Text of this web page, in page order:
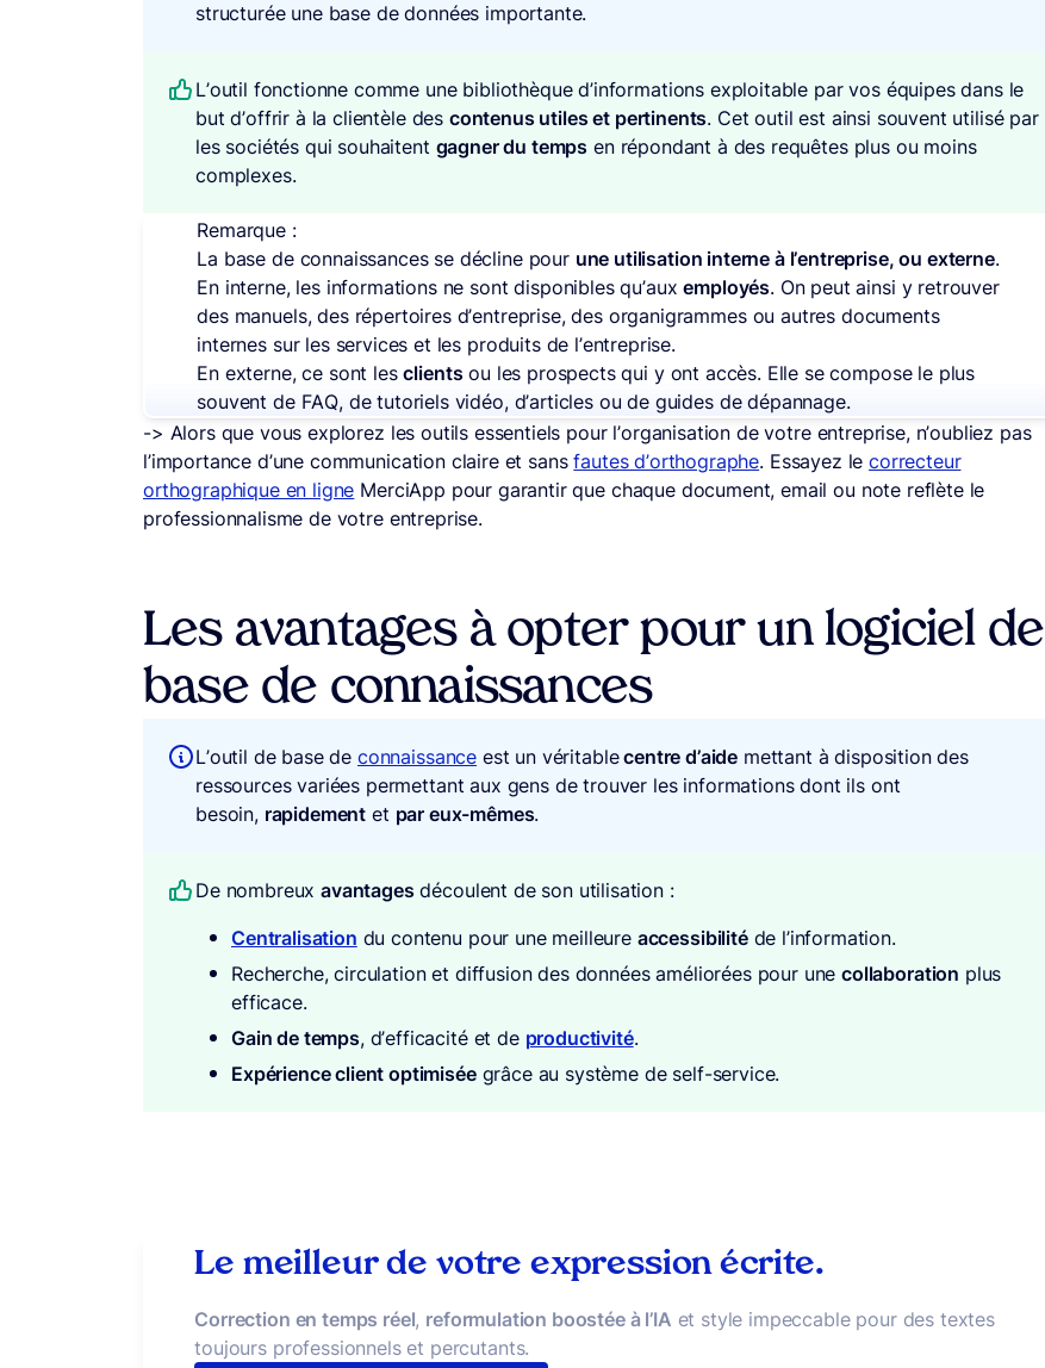
structurée une base de données importante.
L’outil fonctionne comme une bibliothèque d’informations exploitable par vos équipes dans le
but d’offrir à la clientèle des contenus utiles et pertinents. Cet outil est ainsi souvent utilisé par
les sociétés qui souhaitent gagner du temps en répondant à des requêtes plus ou moins
complexes.
Remarque :
La base de connaissances se décline pour une utilisation interne à l’entreprise, ou externe.
En interne, les informations ne sont disponibles qu’auxemployés. On peut ainsi y retrouver
des manuels, des répertoires d’entreprise, des organigrammes ou autres documents
internes sur les services et les produits de l’entreprise.
En externe, ce sont lesclientsou les prospects qui y ont accès. Elle se compose le plus
souvent de FAQ, de tutoriels vidéo, d’articles ou de guides de dépannage.
-> Alors que vous explorez les outils essentiels pour l’organisation de votre entreprise, n’oubliez pas
l’importance d’une communication claire et sansfautes d’orthographe. Essayez lecorrecteur
orthographique en ligne MerciApp pour garantir que chaque document, email ou note reflète le
professionnalisme de votre entreprise.
Les avantages à opter pour un logiciel de
base de connaissances
L’outil de base de connaissance est un véritablecentre d’aide mettant à disposition des
ressources variées permettant aux gens de trouver les informations dont ils ont
besoin, rapidement et par eux-mêmes.
De nombreuxavantagesdécoulent de son utilisation :
Centralisation du contenu pour une meilleure accessibilitéde l’information.
Recherche, circulation et diffusion des données améliorées pour unecollaboration plus
efficace.
Gain de temps, d’efficacité et de productivité.
Expérience client optimiséegrâce au système de self-service.
Le meilleur de votre expression écrite.
Correction en temps réel, reformulation boostée à l’IA et style impeccable pour des textes
toujours professionnels et percutants.